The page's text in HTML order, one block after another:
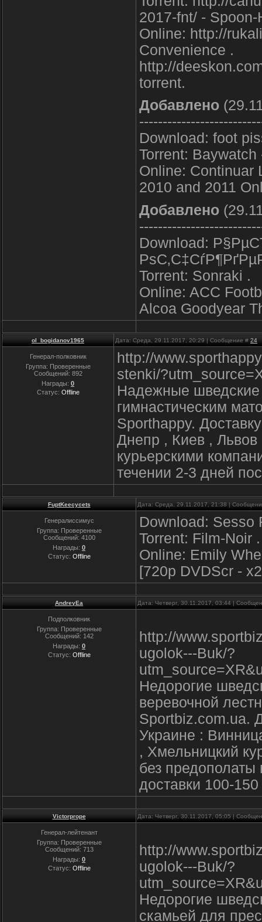
2017-fnt/ -
Online: http://
Convenience .
http://
torrent.
Добавлено
Download: foot
Torrent:
Online: Continuar
2010 and 2011
Добавлено
Download:
Torrent: Sonraki .
Online: ACC
Alcoa Goodyear
ol_bogidanov1965 Дата: Среда, 29.11.2017, 20:29 | Сообщение # 24
Генерал-полковник
Группа: Проверенные
Сообщений: 892
Награды: 0
Статус: Offline
http://
stenki/
Надежные шведские
гимнастическим
Sporthappy.
Днепр , Киев ,
курьерскими
течении 2-3 дней
FuptKeecycets Дата: Среда, 29.11.2017, 21:38 |
Генералиссимус
Группа: Проверенные
Сообщений: 4100
Награды: 0
Статус: Offline
Download: Sesso
Torrent: Film-Noir .
Online: Emily
[720p DVDScr -
AndreyEa Дата: Четверг, 30.11.2017, 03:44 |
Подполковник
Группа: Проверенные
Сообщений: 142
Награды: 0
Статус: Offline
http://
ugolok---Buk/?
Недорогие
веревочной
Sportbiz.com.ua.
Украине :
, Хмельницкий
без предополаты
доставки 100-150
Victorprope Дата: Четверг, 30.11.2017, 05:05 |
Генерал-лейтенант
Группа: Проверенные
Сообщений: 713
Награды: 0
Статус: Offline
http://
ugolok---Buk/?
Недорогие
скамьей для